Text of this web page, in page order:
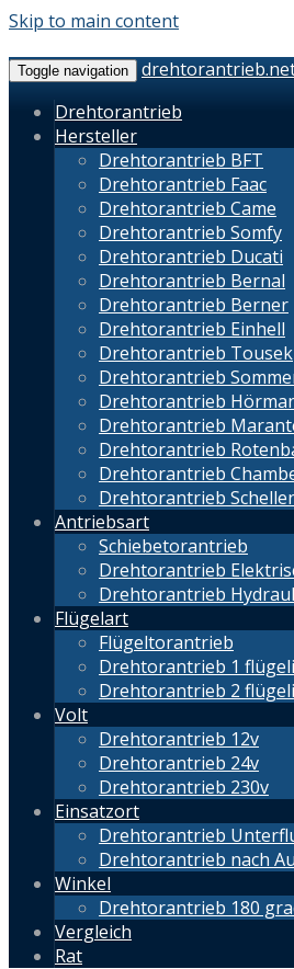
Skip to main content
Toggle navigation
Drehtorantrieb
Hersteller
Drehtorantrieb BFT
Drehtorantrieb Faac
Drehtorantrieb Came
Drehtorantrieb Somfy
Drehtorantrieb Ducati
Drehtorantrieb Bernal
Drehtorantrieb Berner
Drehtorantrieb Einhell
Drehtorantrieb Tousek
Drehtorantrieb
Drehtorantrieb
Drehtorantrieb
Drehtorantrieb
Drehtorantrieb
Drehtorantrieb
Antriebsart
Schiebetorantrieb
Drehtorantrieb
Drehtorantrieb
Flügelart
Flügeltorantrieb
Drehtorantrieb 1
Drehtorantrieb 2
Volt
Drehtorantrieb 12v
Drehtorantrieb 24v
Drehtorantrieb 230v
Einsatzort
Drehtorantrieb
Drehtorantrieb nach
Winkel
Drehtorantrieb 180
Vergleich
Rat